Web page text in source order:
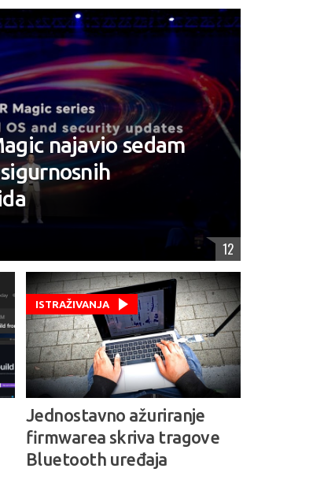
najavio sedam
12
ISTRAŽIVANJA
Jednostavno ažuriranje
firmwarea skriva tragove
Bluetooth uređaja